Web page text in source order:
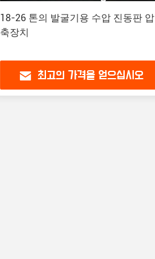
18-26 톤의 발굴기용 수압 진동판 압
축장치
최고의 가격을 얻으십시오